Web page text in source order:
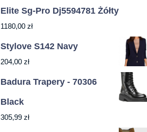
Elite Sg-Pro Dj5594781 Żółty
1180,00 zł
Stylove S142 Navy
204,00 zł
Badura Trapery - 70306
Black
305,99 zł